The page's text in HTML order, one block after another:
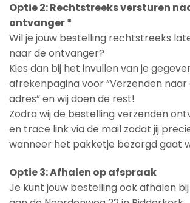
Optie 2: Rechtstreeks versturen
ontvanger *
Wil je jouw bestelling rechtstreeks
naar de ontvanger?
Kies dan bij het invullen van je
afrekenpagina voor “Verzenden
adres” en wij doen de rest!
Zodra wij de bestelling verzenden
en trace link via de mail zodat jij
wanneer het pakketje bezorgd gaat
Optie 3: Afhalen op afspraak
Je kunt jouw bestelling ook afhalen